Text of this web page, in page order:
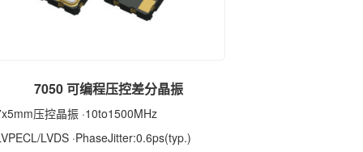
7050 可编程压控差分晶振
压控晶振 ·10to1500MHz
LVDS ·PhaseJitter:0.6ps(typ.)